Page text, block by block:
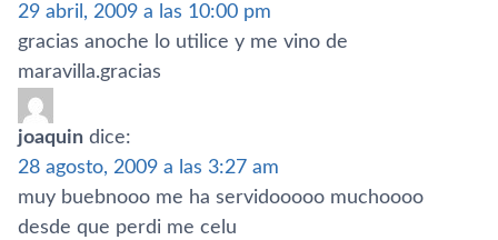
29 abril, 2009 a las 10:00 pm
gracias anoche lo utilice y me vino de
maravilla.gracias
joaquin dice:
28 agosto, 2009 a las 3:27 am
muy buebnooo me ha servidooooo muchoooo
desde que perdi me celu